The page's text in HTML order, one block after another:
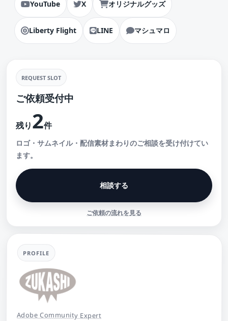
YouTube X オリジナルグッズ
Liberty Flight LINE マシュマロ
REQUEST SLOT
ご依頼受付中
残り2件
ロゴ・サムネイル・配信素材まわりのご相談を受け付けてい
ます。
相談する
ご依頼の流れを見る
PROFILE
Adobe Community Expert